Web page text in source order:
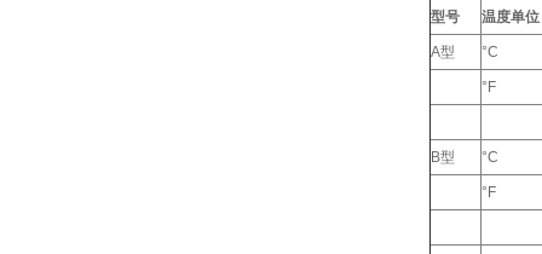
型号 温度单位
A型 °C
°F
B型 °C
°F